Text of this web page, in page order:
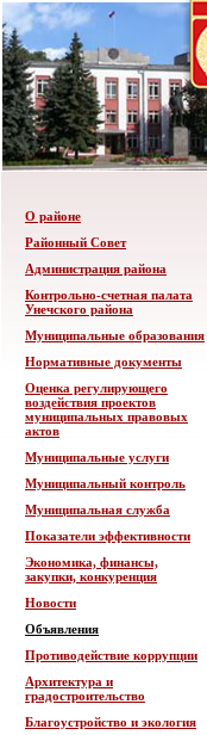
О районе
Районный Совет
Администрация района
Контрольно-счетная палата
Унечского района
Муниципальные образования
Нормативные документы
Оценка регулирующего
воздействия проектов
муниципальных правовых
актов
Муниципальные услуги
Муниципальный контроль
Муниципальная служба
Показатели эффективности
Экономика, финансы,
закупки, конкуренция
Новости
Объявления
Противодействие коррупции
Архитектура и
градостроительство
Благоустройство и экология